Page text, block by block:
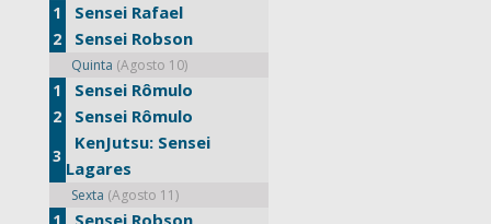
1 Sensei Rafael
2 Sensei Robson
Quinta (Agosto 10)
1 Sensei Rômulo
2 Sensei Rômulo
3
KenJutsu: Sensei
Lagares
Sexta (Agosto 11)